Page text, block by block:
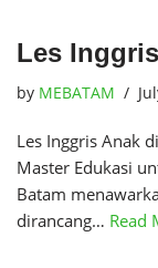
Les
by MEBATAM
Les Inggris Anak
Master Edukasi
Batam
dirancang… Read